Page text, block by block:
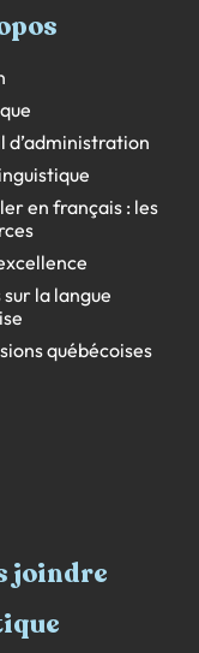
d’administration
en français : les
la langue
québécoises
joindre